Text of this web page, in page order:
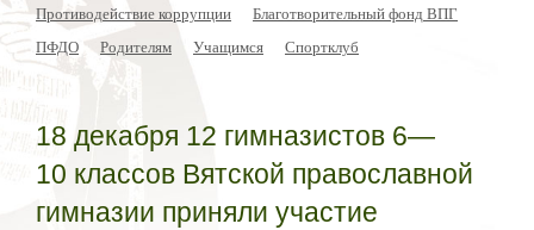
Противодействие коррупции
Благотворительный фонд ВПГ
ПФДО
Родителям Учащимся Спортклуб
18 декабря 12 гимназистов 6—
10 классов Вятской православной
гимназии приняли участие